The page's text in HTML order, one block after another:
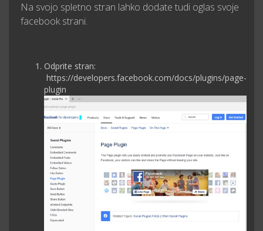
Na svojo spletno stran lahko dodate tudi oglas svoje
facebook strani.​
Odprite stran:
https://developers.facebook.com/docs/plugins/page-
plugin